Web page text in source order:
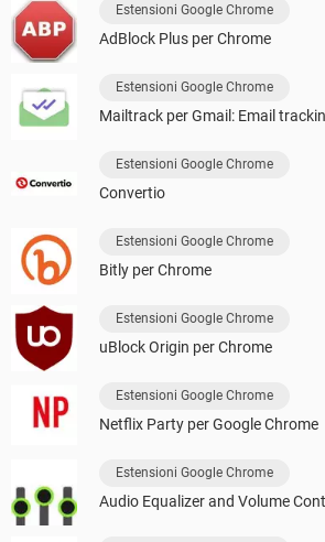
Estensioni Google Chrome
AdBlock Plus per Chrome
Estensioni Google Chrome
Mailtrack per Gmail: Email
Estensioni Google Chrome
Convertio
Estensioni Google Chrome
Bitly per Chrome
Estensioni Google Chrome
uBlock Origin per Chrome
Estensioni Google Chrome
Netflix Party per Google Chrome
Estensioni Google Chrome
Audio Equalizer and Volume